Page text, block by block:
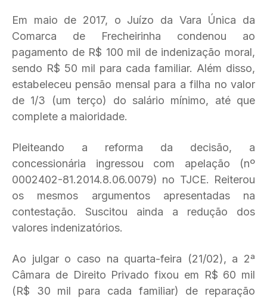
Em maio de 2017, o Juízo da Vara Única da
Comarca de Frecheirinha condenou ao
pagamento de R$ 100 mil de indenização moral,
sendo R$ 50 mil para cada familiar. Além disso,
estabeleceu pensão mensal para a filha no valor
de 1/3 (um terço) do salário mínimo, até que
complete a maioridade.
Pleiteando a reforma da decisão, a
concessionária ingressou com apelação (nº
0002402-81.2014.8.06.0079) no TJCE. Reiterou
os mesmos argumentos apresentadas na
contestação. Suscitou ainda a redução dos
valores indenizatórios.
Ao julgar o caso na quarta-feira (21/02), a 2ª
Câmara de Direito Privado fixou em R$ 60 mil
(R$ 30 mil para cada familiar) de reparação